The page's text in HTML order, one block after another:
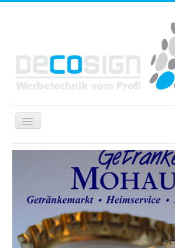
Navigation
an/aus
Home
Fahrzeugbeschriftung
Werbetechnik
Druckprodukte
Baustellen & Fassadenwerbung